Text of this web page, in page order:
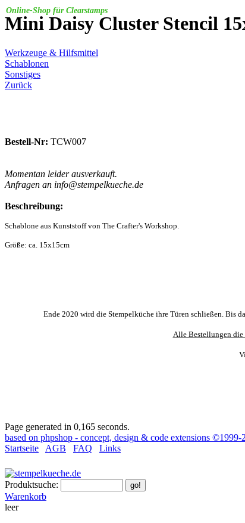
Mini Daisy Cluster Stencil
Online-Shop für Clearstamps
Werkzeuge & Hilfsmittel
Schablonen
Sonstiges
Zurück
Bestell-Nr: TCW007
Momentan leider ausverkauft.
Anfragen an info@stempelkueche.de
Beschreibung:
Schablone aus Kunststoff von The Crafter's Workshop.
Größe: ca. 15x15cm
Ende 2020 wird die Stempelküche ihre Türen schließen. Bis
Alle Bestellungen die
Page generated in 0,165 seconds.
based on phpshop - concept, design & code extensions
Startseite
AGB FAQ Links
Produktsuche:
Warenkorb
leer